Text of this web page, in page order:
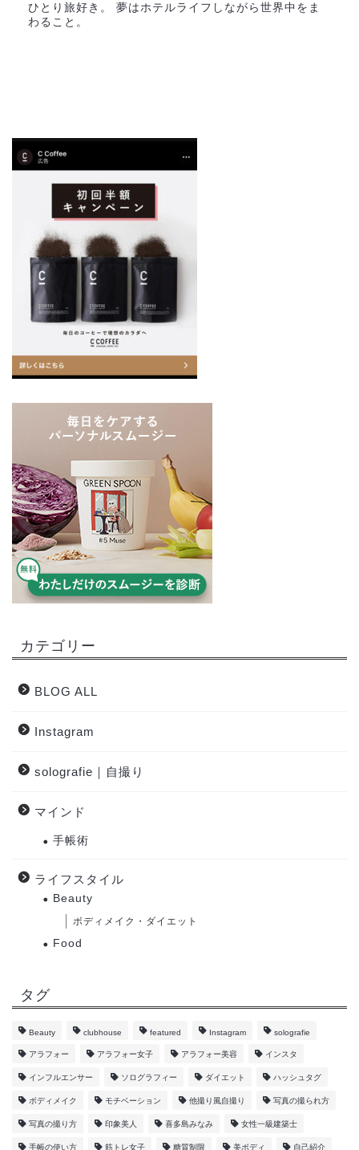
ひとり旅好き。 夢はホテルライフしながら世界中をま
わること。
カテゴリー
BLOG ALL
Instagram
solografie｜自撮り
マインド
手帳術
ライフスタイル
Beauty
ボディメイク・ダイエット
Food
タグ
Beauty clubhouse featured Instagram solografie
アラフォー アラフォー女子 アラフォー美容 インスタ
インフルエンサー ソログラフィー ダイエット ハッシュタグ
ボディメイク モチベーション 他撮り風自撮り 写真の撮られ方
写真の撮り方 印象美人 喜多島みなみ 女性一級建築士
手帳の使い方 筋トレ女子 糖質制限 美ボディ 自己紹介